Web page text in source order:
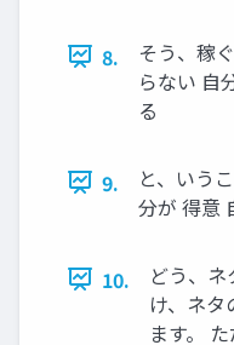
8.
そう、稼
らない 自
る
9.
と、いう
分が 得意
10.
どう、
け、ネタ
ます。